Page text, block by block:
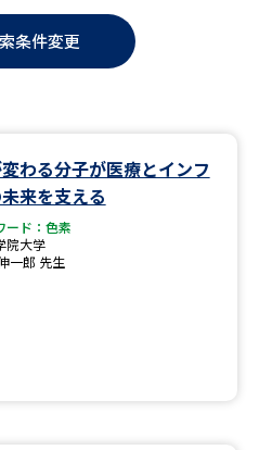
学部・学科パンフ
求
大学院の資料請求
条件変更
わる分子が医療とインフ
来を支える
ード：色素
院大学
一郎 先生